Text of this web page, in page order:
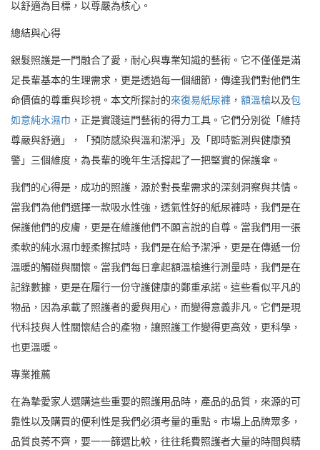
以舒適為目標，以尊嚴為核心。
總結與心得
銀髮照護是一門融合了愛，耐心與專業知識的藝術。它不僅僅是滿
足長輩基本的生理需求，更是透過每一個細節，傳達我們對他們生
命價值的尊重與珍視。本文所探討的來復易紙尿褲 ， 額溫槍以及包
如意純水濕巾 ，正是實踐這門藝術的得力工具。它們分別從「維持
尊嚴與舒適」，「預防感染與溫和潔淨」及「即時監測與健康預
警」三個維度，為長輩的晚年生活撐起了一把堅實的保護傘。
我們的心得是，成功的照護，源於對長輩需求的深刻洞察與共情。
當我們為他們選擇一款吸水性強，透氣性好的紙尿褲時，我們是在
保護他們的皮膚，更是在維護他們不願言說的自尊。當我們用一張
柔軟的純水濕巾輕柔擦拭時，我們是在給予潔淨，更是在傳遞一份
溫暖的觸碰與關懷。當我們每日拿起額溫槍進行測量時，我們是在
記錄數據，更是在履行一份守護健康的鄭重承諾。這些看似平凡的
物品，因為承載了照護者的愛與用心，而變得意義非凡。它們是現
代科技與人性關懷結合的產物，讓照護工作變得更高效，更科學，
也更溫暖。
專業推薦
在為摯愛家人選購這些重要的照護用品時，產品的品質，來源的可
靠性以及購買的便利性是我們必須考量的重點。市場上品牌眾多，
品質良莠不齊，要一一篩選比較，往往耗費照護者大量的時間與精